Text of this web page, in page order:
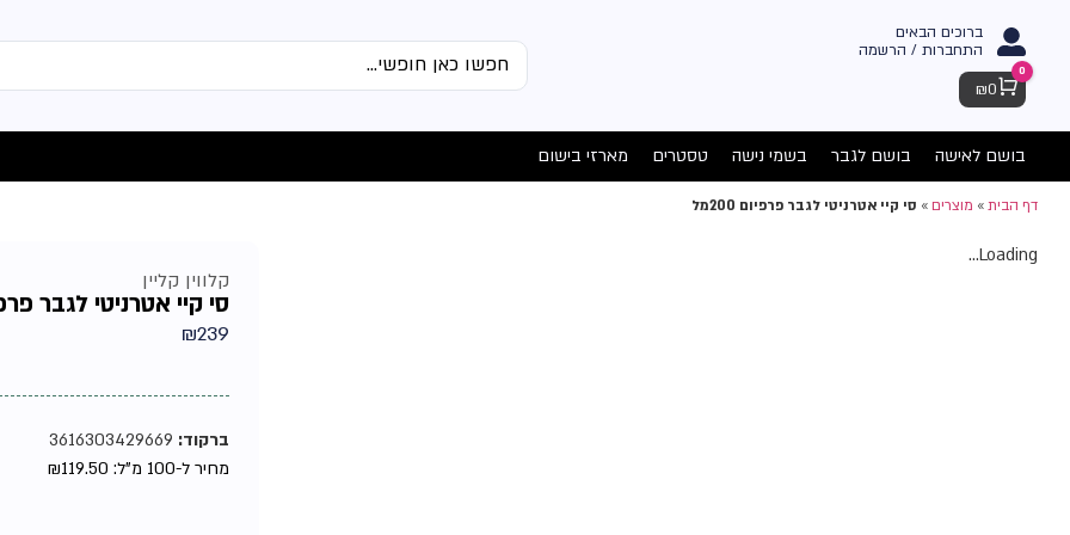
ברוכים הבאים
התחברות / הרשמה
Cart
0
₪0
בושם לאישה בושם לגבר בשמי נישה טסטרים מארזי בישום
דף הבית» מוצרים» סי קיי אטרניטי לגבר פרפיום 200מל
Loading...
קלווין קליין
סי קיי אטרניטי לגבר פרפיום
₪239
ברקוד:
מחיר ל-100 מ"ל:
₪119.50